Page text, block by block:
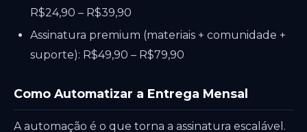
R$24,90 – R$39,90
Assinatura premium (materiais + comunidade +
suporte): R$49,90 – R$79,90
Como Automatizar a Entrega Mensal
A automação é o que torna a assinatura escalável.